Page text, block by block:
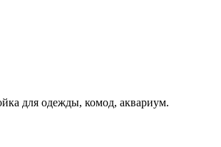
для одежды, комод, аквариум.